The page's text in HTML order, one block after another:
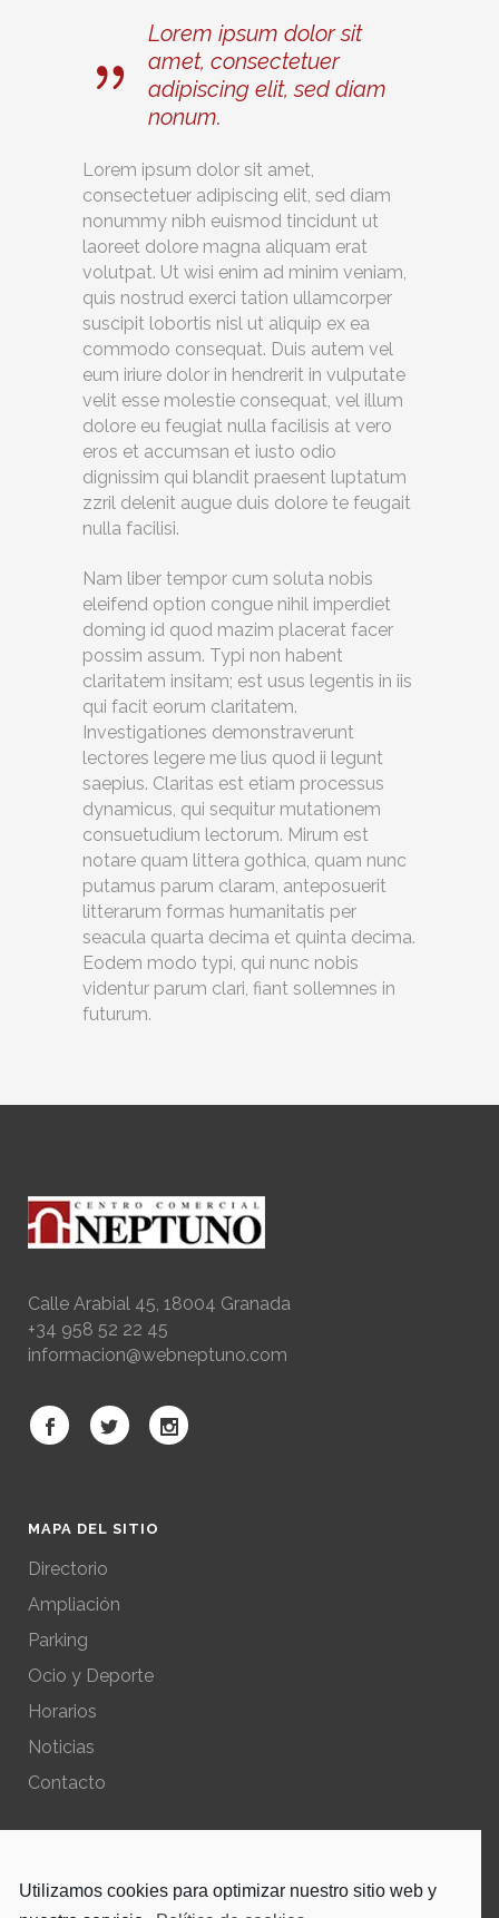
Utilizamos cookies para optimizar nuestro sitio web y
Lorem ipsum dolor sit
amet, consectetuer
adipiscing elit, sed diam
nonum.
Lorem ipsum dolor sit amet,
consectetuer adipiscing elit, sed diam
nonummy nibh euismod tincidunt ut
laoreet dolore magna aliquam erat
volutpat. Ut wisi enim ad minim veniam,
quis nostrud exerci tation ullamcorper
suscipit lobortis nisl ut aliquip ex ea
commodo consequat. Duis autem vel
eum iriure dolor in hendrerit in vulputate
velit esse molestie consequat, vel illum
dolore eu feugiat nulla facilisis at vero
eros et accumsan et iusto odio
dignissim qui blandit praesent luptatum
zzril delenit augue duis dolore te feugait
nulla facilisi.
Nam liber tempor cum soluta nobis
eleifend option congue nihil imperdiet
doming id quod mazim placerat facer
possim assum. Typi non habent
claritatem insitam; est usus legentis in iis
qui facit eorum claritatem.
Investigationes demonstraverunt
lectores legere me lius quod ii legunt
saepius. Claritas est etiam processus
dynamicus, qui sequitur mutationem
consuetudium lectorum. Mirum est
notare quam littera gothica, quam nunc
putamus parum claram, anteposuerit
litterarum formas humanitatis per
seacula quarta decima et quinta decima.
Eodem modo typi, qui nunc nobis
videntur parum clari, fiant sollemnes in
futurum.
Calle Arabial 45, 18004 Granada
+34 958 52 22 45
informacion@webneptuno.com
MAPA DEL SITIO
Directorio
Ampliación
Parking
Ocio y Deporte
Horarios
Noticias
Contacto
Política de privacidad – Aviso Legal